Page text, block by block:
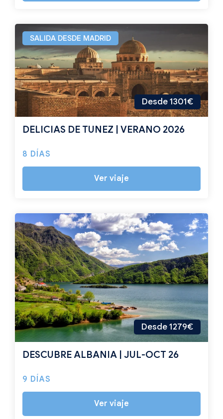
Desde 1301€
SALIDA DESDE MADRID
DELICIAS DE TUNEZ | VERANO 2026
8 DÍAS
Ver viaje
Desde 1279€
DESCUBRE ALBANIA | JUL-OCT 26
9 DÍAS
Ver viaje